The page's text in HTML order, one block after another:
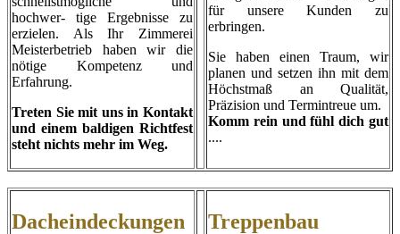
hochwer- tige Ergebnisse zu
erzielen. Als Ihr Zimmerei
Meisterbetrieb haben wir die
nötige Kompetenz und
Erfahrung.
Treten Sie mit uns in Kontakt
und einem baldigen Richtfest
steht nichts mehr im Weg.
für unsere Kunden zu
erbringen.
Sie haben einen Traum, wir
planen und setzen ihn mit dem
Höchstmaß an Qualität,
Präzision und Termintreue um.
Komm rein und fühl dich gut
....
Dacheindeckungen Treppenbau